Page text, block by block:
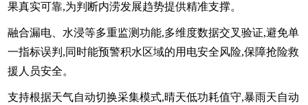
果真实可靠,为判断内涝发展趋势提供精准支撑。
融合漏电、水浸等多重监测功能,多维度数据交叉验证,避免单
一指标误判,同时能预警积水区域的用电安全风险,保障抢险救
援人员安全。
支持根据天气自动切换采集模式,晴天低功耗值守,暴雨天自动